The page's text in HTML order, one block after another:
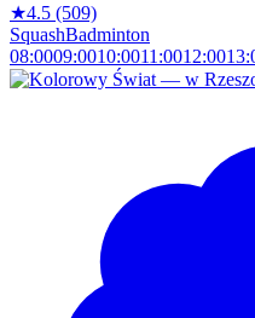
★4.5 (509)
SquashBadminton
08:0009:0010:0011:0012:00